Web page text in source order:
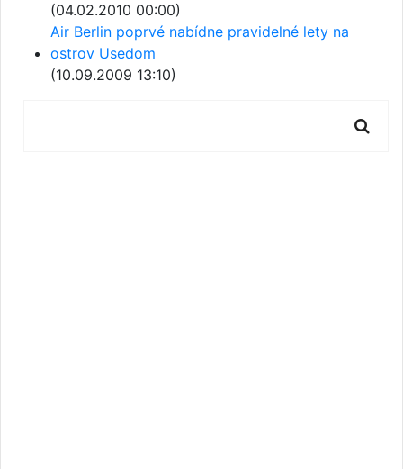
(04.02.2010 00:00)
Air Berlin poprvé nabídne pravidelné lety na
ostrov Usedom
(10.09.2009 13:10)